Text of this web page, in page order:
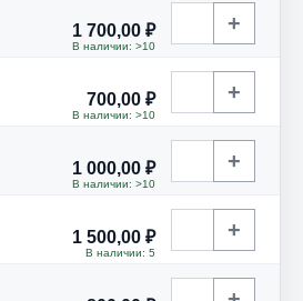
1 700,00 ₽
В наличии: >10
+
700,00 ₽
В наличии: >10
+
1 000,00 ₽
В наличии: >10
+
1 500,00 ₽
В наличии: 5
+